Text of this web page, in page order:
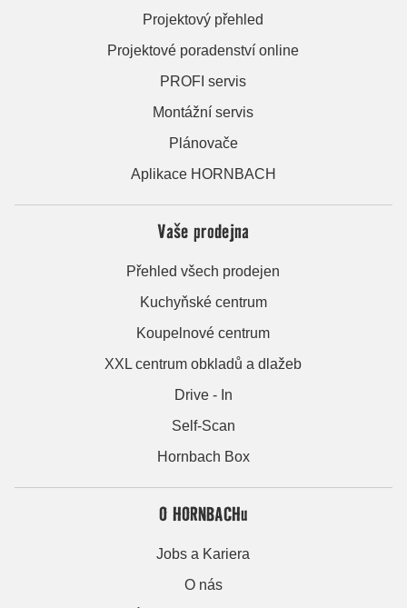
Projektový přehled
Projektové poradenství online
PROFI servis
Montážní servis
Plánovače
Aplikace HORNBACH
Vaše prodejna
Přehled všech prodejen
Kuchyňské centrum
Koupelnové centrum
XXL centrum obkladů a dlažeb
Drive - In
Self-Scan
Hornbach Box
O HORNBACHu
Jobs a Kariera
O nás